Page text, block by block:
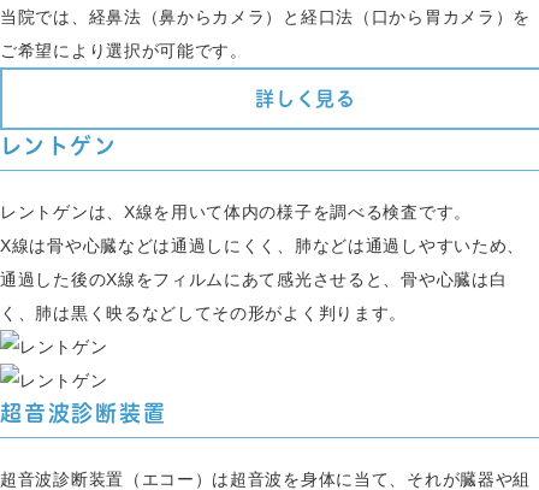
当院では、経鼻法（鼻からカメラ）と経口法（口から胃カメラ）を
ご希望により選択が可能です。
詳しく見る
レントゲン
レントゲンは、X線を用いて体内の様子を調べる検査です。
X線は骨や心臓などは通過しにくく、肺などは通過しやすいため、
通過した後のX線をフィルムにあて感光させると、骨や心臓は白
く、肺は黒く映るなどしてその形がよく判ります。
超音波診断装置
超音波診断装置（エコー）は超音波を身体に当て、それが臓器や組